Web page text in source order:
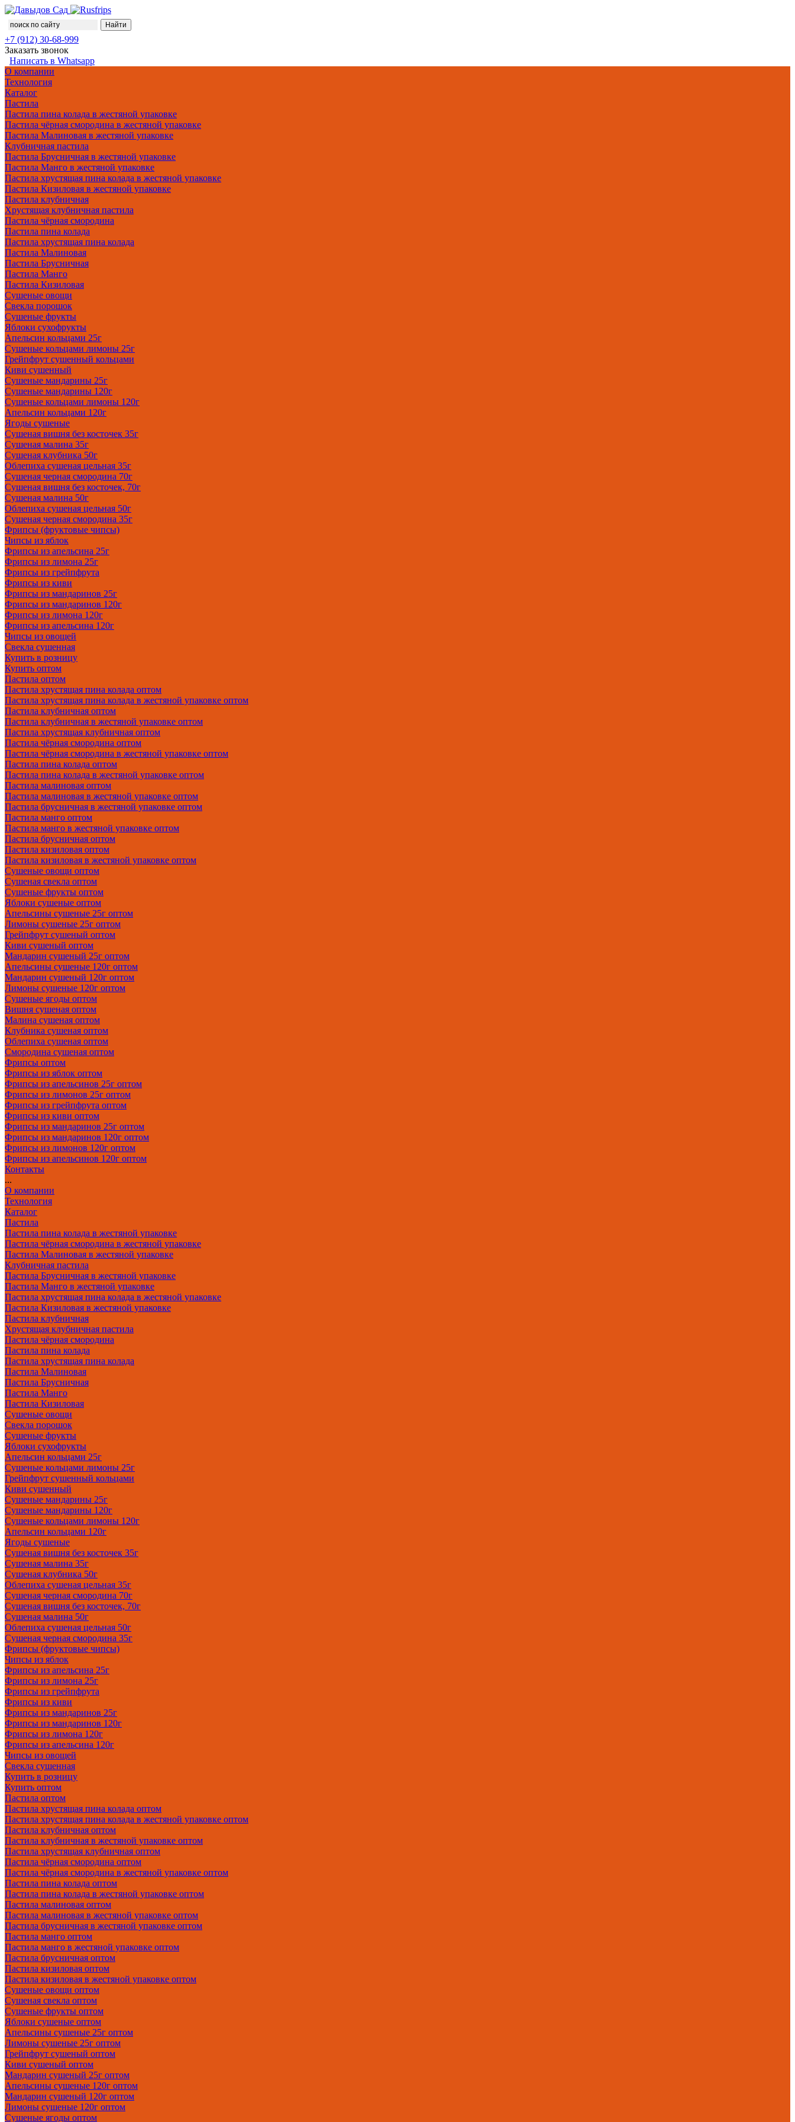
+7 (912) 30-68-999
Заказать звонок
Написать в Whatsapp
О компании
Технология
Каталог
Пастила
Пастила пина колада в жестяной упаковке
Пастила чёрная смородина в жестяной упаковке
Пастила Малиновая в жестяной упаковке
Клубничная пастила
Пастила Брусничная в жестяной упаковке
Пастила Манго в жестяной упаковке
Пастила хрустящая пина колада в жестяной упаковке
Пастила Кизиловая в жестяной упаковке
Пастила клубничная
Хрустящая клубничная пастила
Пастила чёрная смородина
Пастила пина колада
Пастила хрустящая пина колада
Пастила Малиновая
Пастила Брусничная
Пастила Манго
Пастила Кизиловая
Сушеные овощи
Свекла порошок
Сушеные фрукты
Яблоки сухофрукты
Апельсин кольцами 25г
Сушеные кольцами лимоны 25г
Грейпфрут сушенный кольцами
Киви сушенный
Сушеные мандарины 25г
Сушеные мандарины 120г
Сушеные кольцами лимоны 120г
Апельсин кольцами 120г
Ягоды сушеные
Сушеная вишня без косточек 35г
Сушеная малина 35г
Сушеная клубника 50г
Облепиха сушеная цельная 35г
Сушеная черная смородина 70г
Сушеная вишня без косточек, 70г
Сушеная малина 50г
Облепиха сушеная цельная 50г
Сушеная черная смородина 35г
Фрипсы (фруктовые чипсы)
Чипсы из яблок
Фрипсы из апельсина 25г
Фрипсы из лимона 25г
Фрипсы из грейпфрута
Фрипсы из киви
Фрипсы из мандаринов 25г
Фрипсы из мандаринов 120г
Фрипсы из лимона 120г
Фрипсы из апельсина 120г
Чипсы из овощей
Свекла сушенная
Купить в розницу
Купить оптом
Пастила оптом
Пастила хрустящая пина колада оптом
Пастила хрустящая пина колада в жестяной упаковке оптом
Пастила клубничная оптом
Пастила клубничная в жестяной упаковке оптом
Пастила хрустящая клубничная оптом
Пастила чёрная смородина оптом
Пастила чёрная смородина в жестяной упаковке оптом
Пастила пина колада оптом
Пастила пина колада в жестяной упаковке оптом
Пастила малиновая оптом
Пастила малиновая в жестяной упаковке оптом
Пастила брусничная в жестяной упаковке оптом
Пастила манго оптом
Пастила манго в жестяной упаковке оптом
Пастила брусничная оптом
Пастила кизиловая оптом
Пастила кизиловая в жестяной упаковке оптом
Сушеные овощи оптом
Сушеная свекла оптом
Сушеные фрукты оптом
Яблоки сушеные оптом
Апельсины сушеные 25г оптом
Лимоны сушеные 25г оптом
Грейпфрут сушеный оптом
Киви сушеный оптом
Мандарин сушеный 25г оптом
Апельсины сушеные 120г оптом
Мандарин сушеный 120г оптом
Лимоны сушеные 120г оптом
Сушеные ягоды оптом
Вишня сушеная оптом
Малина сушеная оптом
Клубника сушеная оптом
Облепиха сушеная оптом
Смородина сушеная оптом
Фрипсы оптом
Фрипсы из яблок оптом
Фрипсы из апельсинов 25г оптом
Фрипсы из лимонов 25г оптом
Фрипсы из грейпфрута оптом
Фрипсы из киви оптом
Фрипсы из мандаринов 25г оптом
Фрипсы из мандаринов 120г оптом
Фрипсы из лимонов 120г оптом
Фрипсы из апельсинов 120г оптом
Контакты
...
О компании
Технология
Каталог
Пастила
Пастила пина колада в жестяной упаковке
Пастила чёрная смородина в жестяной упаковке
Пастила Малиновая в жестяной упаковке
Клубничная пастила
Пастила Брусничная в жестяной упаковке
Пастила Манго в жестяной упаковке
Пастила хрустящая пина колада в жестяной упаковке
Пастила Кизиловая в жестяной упаковке
Пастила клубничная
Хрустящая клубничная пастила
Пастила чёрная смородина
Пастила пина колада
Пастила хрустящая пина колада
Пастила Малиновая
Пастила Брусничная
Пастила Манго
Пастила Кизиловая
Сушеные овощи
Свекла порошок
Сушеные фрукты
Яблоки сухофрукты
Апельсин кольцами 25г
Сушеные кольцами лимоны 25г
Грейпфрут сушенный кольцами
Киви сушенный
Сушеные мандарины 25г
Сушеные мандарины 120г
Сушеные кольцами лимоны 120г
Апельсин кольцами 120г
Ягоды сушеные
Сушеная вишня без косточек 35г
Сушеная малина 35г
Сушеная клубника 50г
Облепиха сушеная цельная 35г
Сушеная черная смородина 70г
Сушеная вишня без косточек, 70г
Сушеная малина 50г
Облепиха сушеная цельная 50г
Сушеная черная смородина 35г
Фрипсы (фруктовые чипсы)
Чипсы из яблок
Фрипсы из апельсина 25г
Фрипсы из лимона 25г
Фрипсы из грейпфрута
Фрипсы из киви
Фрипсы из мандаринов 25г
Фрипсы из мандаринов 120г
Фрипсы из лимона 120г
Фрипсы из апельсина 120г
Чипсы из овощей
Свекла сушенная
Купить в розницу
Купить оптом
Пастила оптом
Пастила хрустящая пина колада оптом
Пастила хрустящая пина колада в жестяной упаковке оптом
Пастила клубничная оптом
Пастила клубничная в жестяной упаковке оптом
Пастила хрустящая клубничная оптом
Пастила чёрная смородина оптом
Пастила чёрная смородина в жестяной упаковке оптом
Пастила пина колада оптом
Пастила пина колада в жестяной упаковке оптом
Пастила малиновая оптом
Пастила малиновая в жестяной упаковке оптом
Пастила брусничная в жестяной упаковке оптом
Пастила манго оптом
Пастила манго в жестяной упаковке оптом
Пастила брусничная оптом
Пастила кизиловая оптом
Пастила кизиловая в жестяной упаковке оптом
Сушеные овощи оптом
Сушеная свекла оптом
Сушеные фрукты оптом
Яблоки сушеные оптом
Апельсины сушеные 25г оптом
Лимоны сушеные 25г оптом
Грейпфрут сушеный оптом
Киви сушеный оптом
Мандарин сушеный 25г оптом
Апельсины сушеные 120г оптом
Мандарин сушеный 120г оптом
Лимоны сушеные 120г оптом
Сушеные ягоды оптом